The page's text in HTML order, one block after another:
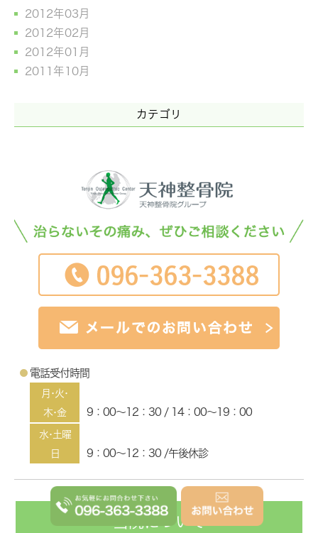
2012年03月
2012年02月
2012年01月
2011年10月
カテゴリ
電話受付時間
月･火･
木･金
9：00～12：30 / 14：00～19：00
水･土曜
日
9：00～12：30 /午後休診
当院について